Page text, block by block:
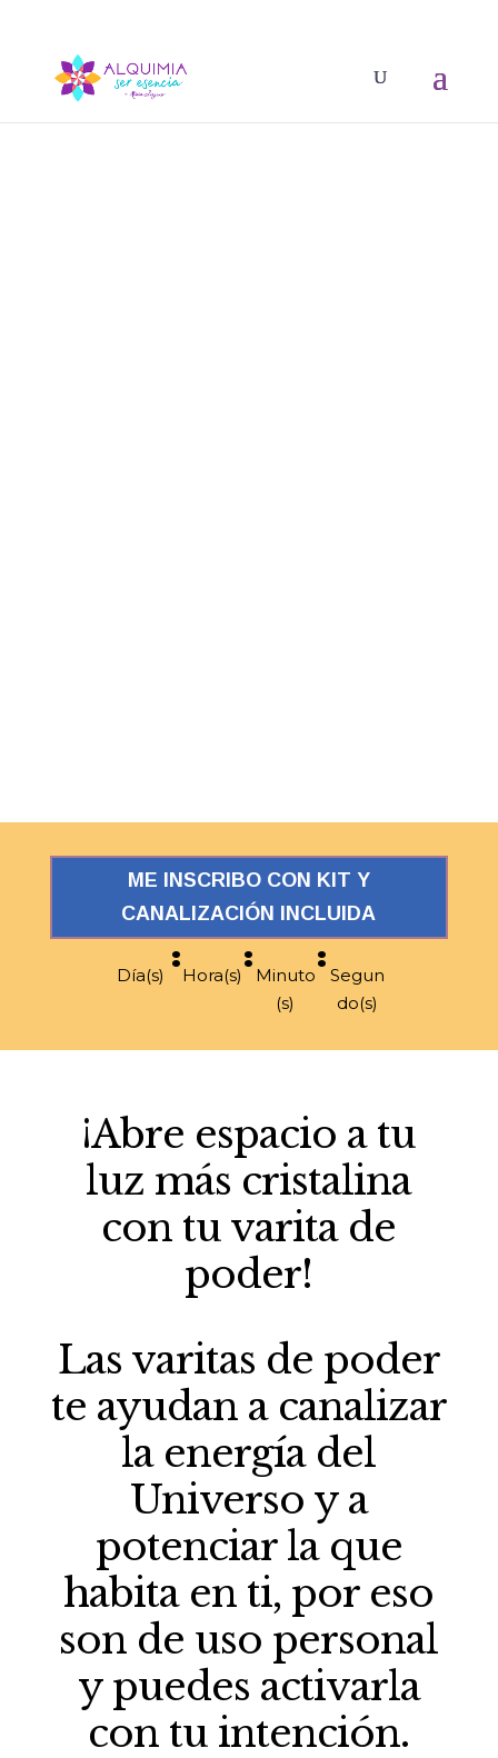
ME INSCRIBO CON KIT Y
CANALIZACIÓN INCLUIDA
Día(s)
:
Hora(s)
:
Minuto
(s)
:
Segun
do(s)
¡Abre espacio a tu
luz más cristalina
con tu varita de
poder!
Las varitas de poder
te ayudan a canalizar
la energía del
Universo y a
potenciar la que
habita en ti, por eso
son de uso personal
y puedes activarla
con tu intención.